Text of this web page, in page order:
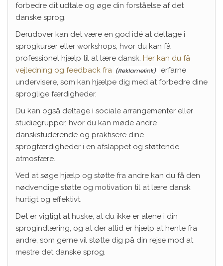
forbedre dit udtale og øge din forståelse af det
danske sprog.
Derudover kan det være en god idé at deltage i
sprogkurser eller workshops, hvor du kan få
professionel hjælp til at lære dansk. Her kan du få
vejledning og feedback fra
erfarne
undervisere, som kan hjælpe dig med at forbedre dine
sproglige færdigheder.
Du kan også deltage i sociale arrangementer eller
studiegrupper, hvor du kan møde andre
danskstuderende og praktisere dine
sprogfærdigheder i en afslappet og støttende
atmosfære.
Ved at søge hjælp og støtte fra andre kan du få den
nødvendige støtte og motivation til at lære dansk
hurtigt og effektivt.
Det er vigtigt at huske, at du ikke er alene i din
sprogindlæring, og at der altid er hjælp at hente fra
andre, som gerne vil støtte dig på din rejse mod at
mestre det danske sprog.